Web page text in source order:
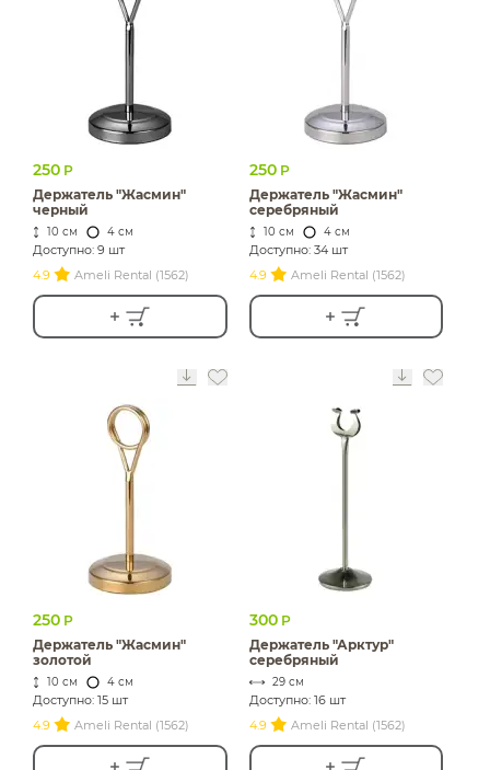
ИЗДЕЛИЯ ДЛЯ
ОБОРУДОВАНИЕ
250 Р
Держатель "Жасмин"
черный
10 см 4 см
Доступно: 9 шт
4.9
Ameli Rental (1562)
250 Р
Держатель "Жасмин"
серебряный
10 см 4 см
Доступно: 34 шт
4.9
Ameli Rental (1562)
250 Р
Держатель "Жасмин"
золотой
10 см 4 см
Доступно: 15 шт
4.9
Ameli Rental (1562)
300 Р
Держатель "Арктур"
серебряный
29 см
Доступно: 16 шт
4.9
Ameli Rental (1562)